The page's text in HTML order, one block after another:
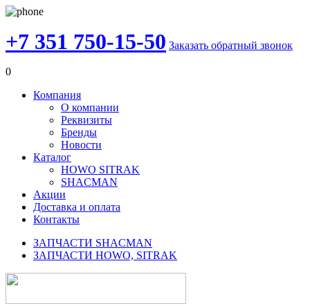
+7 351 750-15-50 Заказать обратный звонок
0
Компания
О компании
Реквизиты
Бренды
Новости
Каталог
HOWO SITRAK
SHACMAN
Акции
Доставка и оплата
Контакты
ЗАПЧАСТИ SHACMAN
ЗАПЧАСТИ HOWO, SITRAK